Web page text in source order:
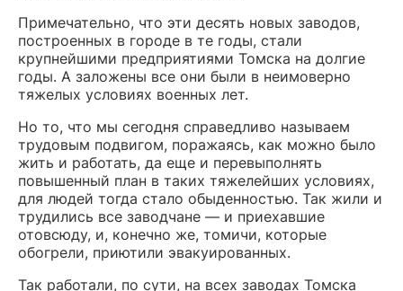
Примечательно, что эти десять новых заводов,
построенных в городе в те годы, стали
крупнейшими предприятиями Томска на долгие
годы. А заложены все они были в неимоверно
тяжелых условиях военных лет.
Но то, что мы сегодня справедливо называем
трудовым подвигом, поражаясь, как можно было
жить и работать, да еще и перевыполнять
повышенный план в таких тяжелейших условиях,
для людей тогда стало обыденностью. Так жили и
трудились все заводчане — и приехавшие
отовсюду, и, конечно же, томичи, которые
обогрели, приютили эвакуированных.
Так работали, по сути, на всех заводах Томска